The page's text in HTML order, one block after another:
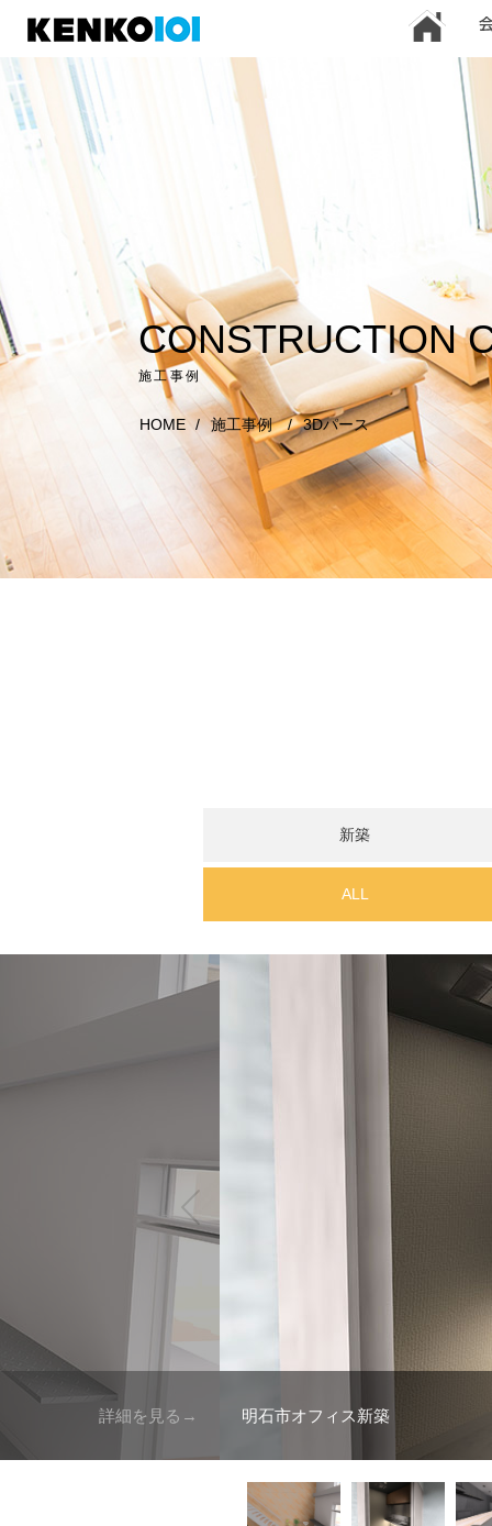
CONSTRUCTION
施工事例
HOME / 施工事例 / 3Dパース
新築
ALL
詳細を見る→ 明石市オフィス新築